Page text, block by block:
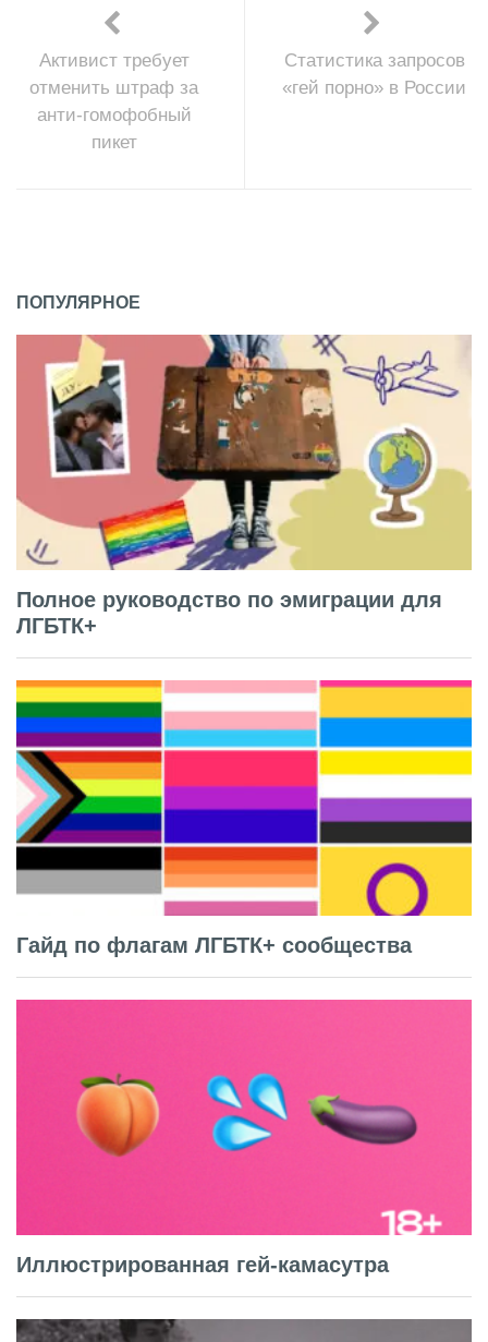
Активист требует
отменить штраф за
анти-гомофобный
пикет
Статистика запросов
«гей порно» в России
ПОПУЛЯРНОЕ
Полное руководство по эмиграции для
ЛГБТК+
Гайд по флагам ЛГБТК+ сообщества
Иллюстрированная гей-камасутра